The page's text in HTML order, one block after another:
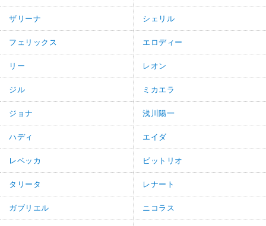
ザリーナ シェリル
フェリックス エロディー
リー レオン
ジル ミカエラ
ジョナ 浅川陽一
ハディ エイダ
レベッカ ビットリオ
タリータ レナート
ガブリエル ニコラス